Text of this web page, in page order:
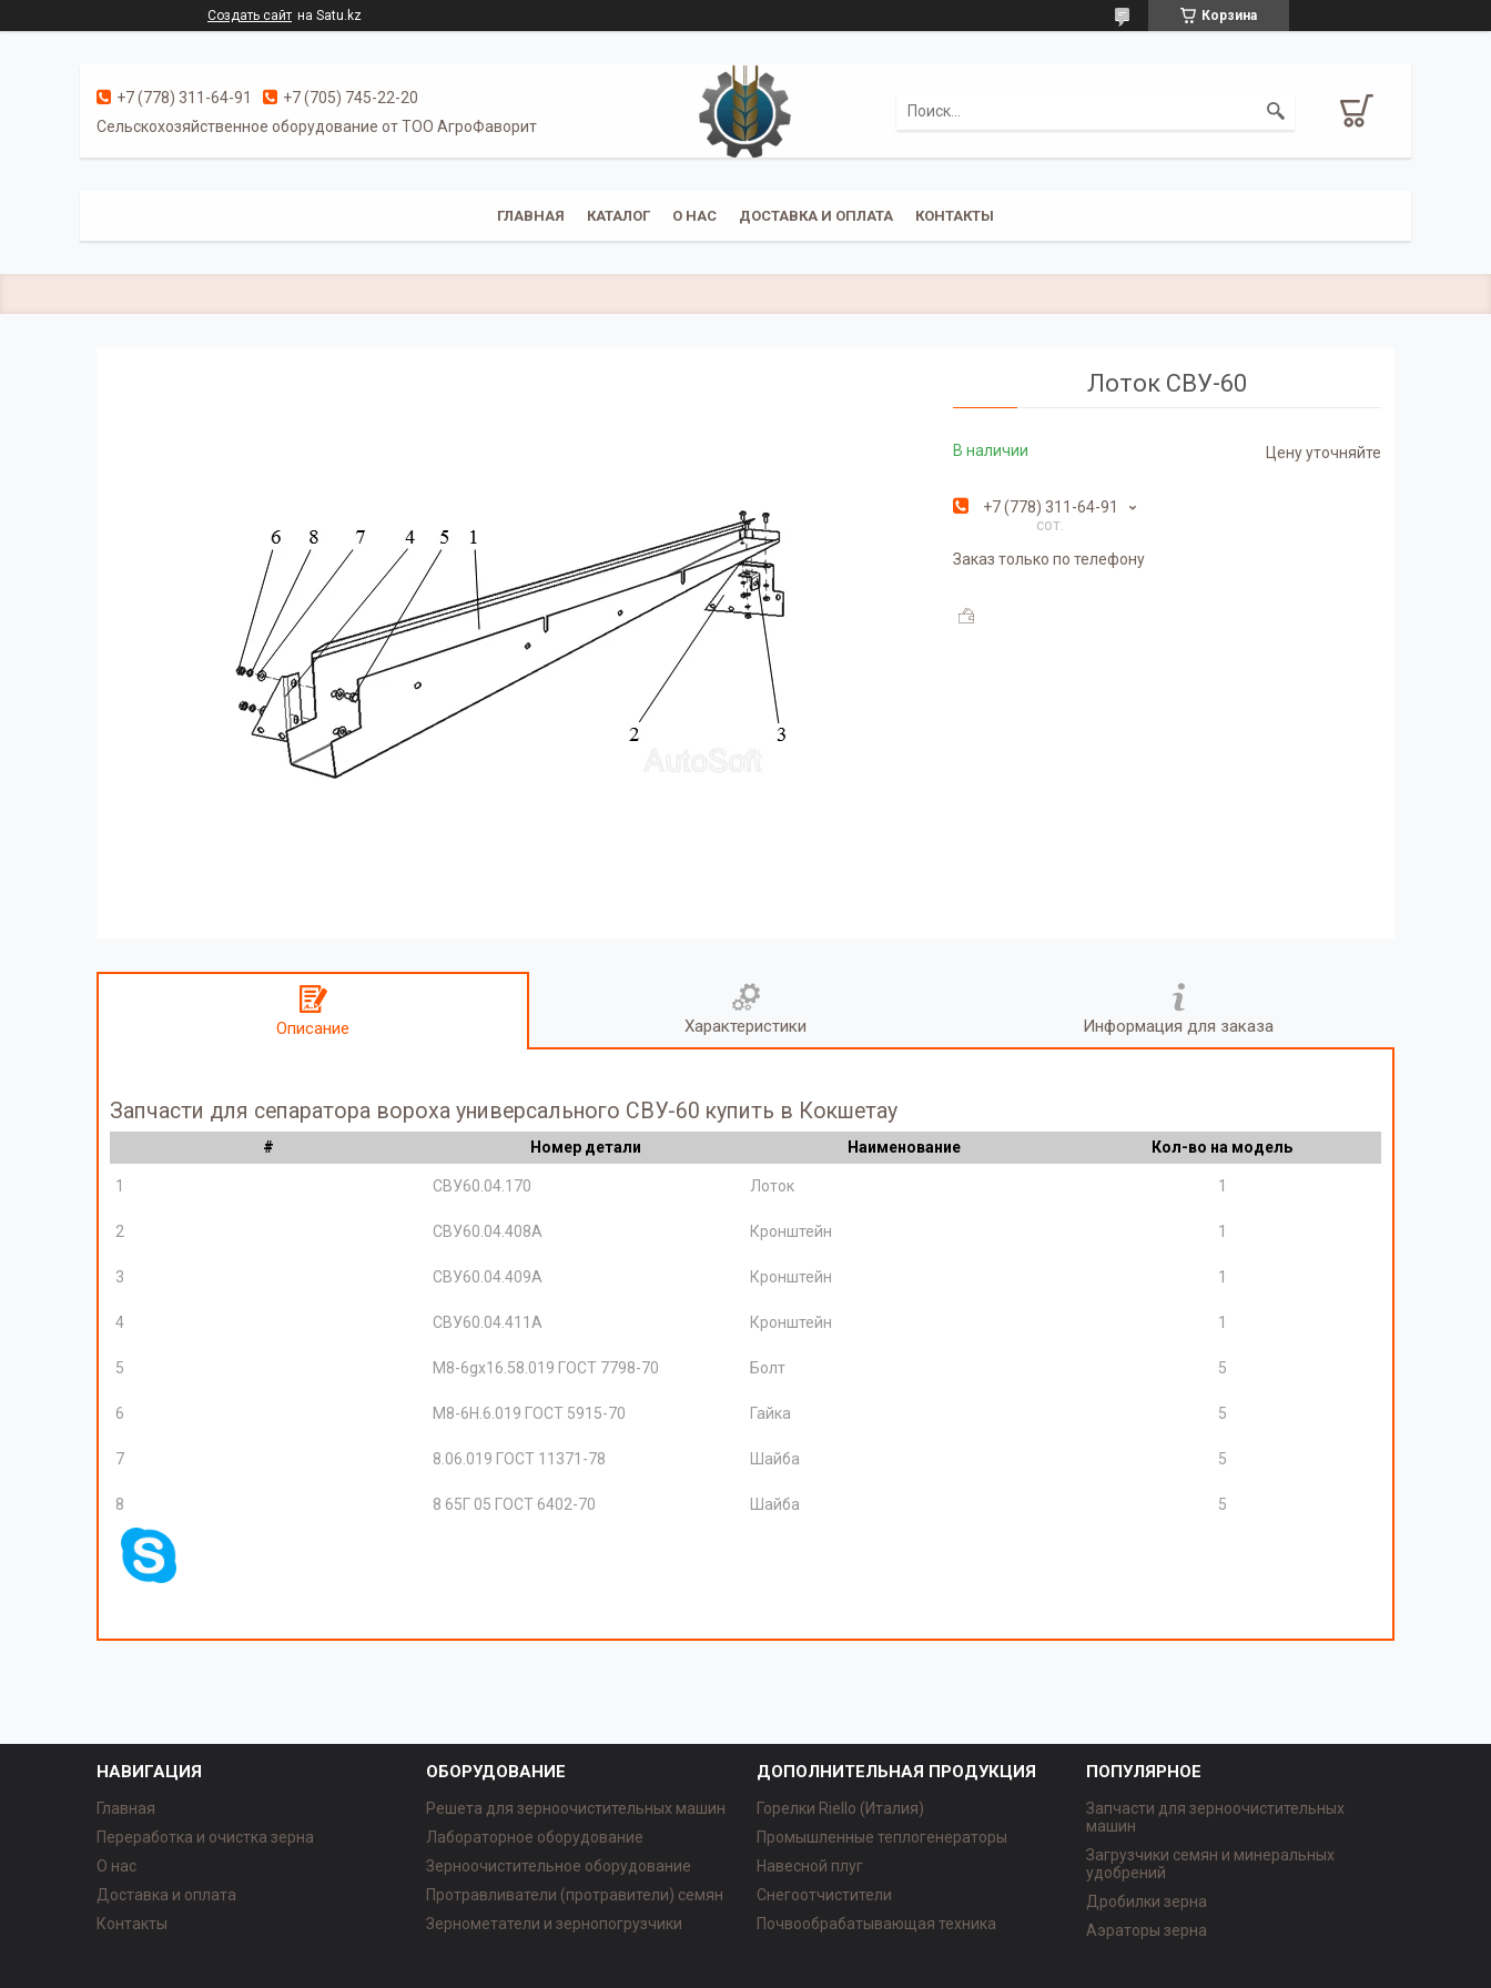
Создать сайт на Satu.kz Корзина
+7 (778) 311-64-91
+7 (705) 745-22-20
Cельскохозяйственное оборудование от ТОО АгроФаворит
ГЛАВНАЯ КАТАЛОГ О НАС ДОСТАВКА И ОПЛАТА КОНТАКТЫ
Лоток СВУ-60
В наличии Цену уточняйте
+7 (778) 311-64-91
сот.
Заказ только по телефону
Описание Характеристики Информация для заказа
Запчасти для сепаратора вороха универсального СВУ-60 купить в Кокшетау
# Номер детали Наименование Кол-во на модель
1 СВУ60.04.170 Лоток 1
2 СВУ60.04.408А Кронштейн 1
3 СВУ60.04.409А Кронштейн 1
4 СВУ60.04.411А Кронштейн 1
5 М8-6gх16.58.019 ГОСТ 7798-70 Болт 5
6 М8-6Н.6.019 ГОСТ 5915-70 Гайка 5
7 8.06.019 ГОСТ 11371-78 Шайба 5
8 8 65Г 05 ГОСТ 6402-70 Шайба 5
НАВИГАЦИЯ
Главная
Переработка и очистка зерна
О нас
Доставка и оплата
Контакты
ОБОРУДОВАНИЕ
Решета для зерноочистительных машин
Лабораторное оборудование
Зерноочистительное оборудование
Протравливатели (протравители) семян
Зернометатели и зернопогрузчики
ДОПОЛНИТЕЛЬНАЯ ПРОДУКЦИЯ
Горелки Riello (Италия)
Промышленные теплогенераторы
Навесной плуг
Снегоотчистители
Почвообрабатывающая техника
ПОПУЛЯРНОЕ
Запчасти для зерноочистительных
машин
Загрузчики семян и минеральных
удобрений
Дробилки зерна
Аэраторы зерна